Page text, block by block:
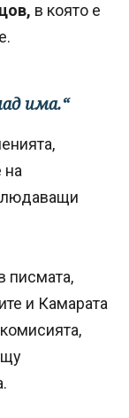
в която е
има.“
на
писмата,
и Камарата